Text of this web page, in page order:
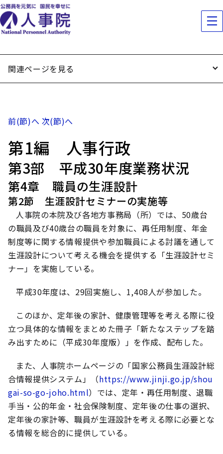
関連ページを見る
前(節)へ 次(節)へ
第1編 人事行政
第3部 平成30年度業務状況
第4章 職員の生涯設計
第2節 生涯設計セミナーの実施等
人事院の本院及び各地方事務局（所）では、50歳台
の職員及び40歳台の職員を対象に、再任用制度、年金
制度等に関する情報提供や参加職員による討議を通して
生涯設計について考える機会を提供する「生涯設計セミ
ナー」を実施している。
平成30年度は、29回実施し、1,408人が参加した。
このほか、定年後の家計、健康管理等を考える際に役
立つ具体的な情報をまとめた冊子「新たなステップを踏
み出すために（平成30年度版）」を作成、配布した。
また、人事院ホームページの「国家公務員生涯設計総
合情報提供システム」（https://www.jinji.go.jp/shou
gai-so-go-joho.html）では、定年・再任用制度、退職
手当・公的年金・社会保険制度、定年後の仕事の選択、
定年後の家計等、職員が生涯設計を考える際に必要とな
る情報を総合的に提供している。